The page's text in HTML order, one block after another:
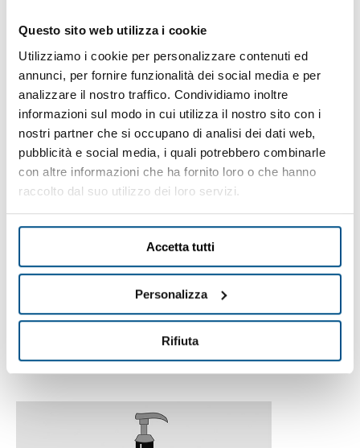
Questo sito web utilizza i cookie
Utilizziamo i cookie per personalizzare contenuti ed
annunci, per fornire funzionalità dei social media e per
analizzare il nostro traffico. Condividiamo inoltre
informazioni sul modo in cui utilizza il nostro sito con i
nostri partner che si occupano di analisi dei dati web,
pubblicità e social media, i quali potrebbero combinarle
con altre informazioni che ha fornito loro o che hanno
raccolto dal suo utilizzo dei loro servizi.
Accetta tutti
Personalizza
Rifiuta
Manutenzioni ordinaria e
straordinaria
metodico controllo di sicurezza contro gli infortuni sul
lavoro: manutenzione ordinaria, programmata e
straordinaria del parco macchine dei nostri clienti, in
modo puntuale, professionale e risolutivo.